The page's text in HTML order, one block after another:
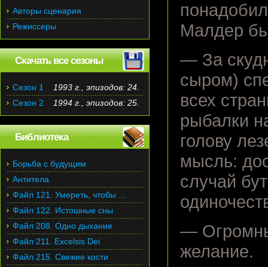
Малдер
— За
сыром)
всех
рыбалки
голову
мысль:
случай
—
желание.
Авторы сценария
Режиссеры
Скачать все сезоны
Сезон 1
1993 г., эпизодов: 24.
Сезон 2
1994 г., эпизодов: 25.
Библиотека
Борьба с будущим
Антитела
Файл 121. Умереть, чтобы ...
Файл 122. Истошные сны
Файл 208. Одно дыхание
Файл 211. Excelsis Dei
Файл 215. Свежие кости